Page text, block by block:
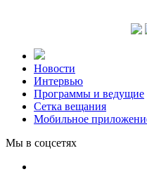
Новости
Интервью
Программы и ведущие
Сетка вещания
Мобильное
Мы в соцсетях